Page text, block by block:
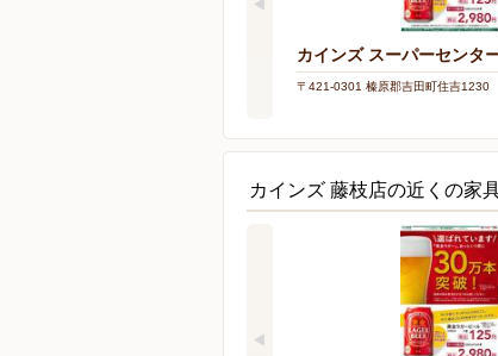
カインズ スーパーセンタ
〒421-0301 榛原郡吉田町住吉1230
カインズ 藤枝店の近くの家